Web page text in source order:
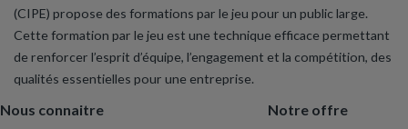
(CIPE) propose des formations par le jeu pour un public large.
Cette formation par le jeu est une technique efficace permettant
de renforcer l’esprit d’équipe, l’engagement et la compétition, des
qualités essentielles pour une entreprise.
Nous connaitre Notre offre